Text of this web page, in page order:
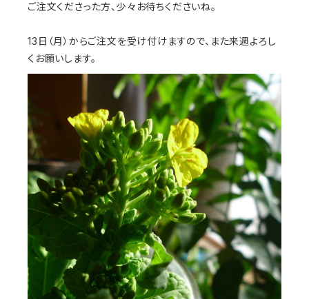
ご注文くださった方、少々お待ちくださいね。
13日（月）からご注文を受け付けますので、また来週よろし
くお願いします。